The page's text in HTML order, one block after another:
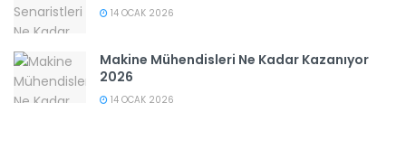
14 OCAK 2026
Makine Mühendisleri Ne Kadar Kazanıyor
2026
14 OCAK 2026